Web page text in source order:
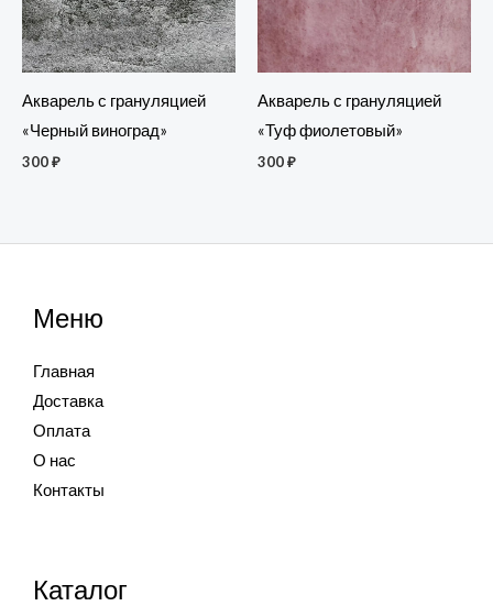
Акварель с грануляцией
«Черный виноград»
300₽
Акварель с грануляцией
«Туф фиолетовый»
300₽
Меню
Главная
Доставка
Оплата
О нас
Контакты
Каталог